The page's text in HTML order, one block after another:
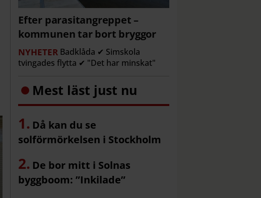
Efter parasitangreppet –
kommunen tar bort bryggor
NYHETER Badklåda ✔ Simskola
tvingades flytta ✔ "Det har minskat"
Mest läst just nu
Då kan du se
solförmörkelsen i Stockholm
De bor mitt i Solnas
byggboom: ”Inkilade”